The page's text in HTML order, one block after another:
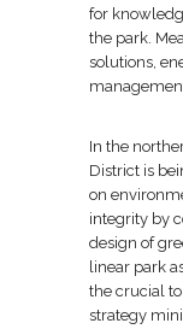
for
the park.
solutions,
In the
District is
on
integrity by
design of
linear park
the crucial
strategy